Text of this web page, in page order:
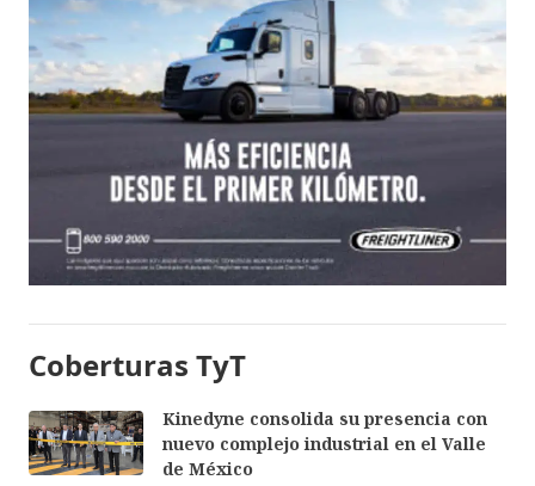
Coberturas TyT
Kinedyne consolida su presencia con
nuevo complejo industrial en el Valle
de México